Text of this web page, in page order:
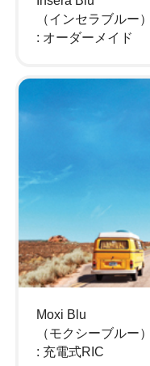
（インセラブルー）
: オーダーメイド
Moxi Blu
（モクシーブルー）
: 充電式RIC